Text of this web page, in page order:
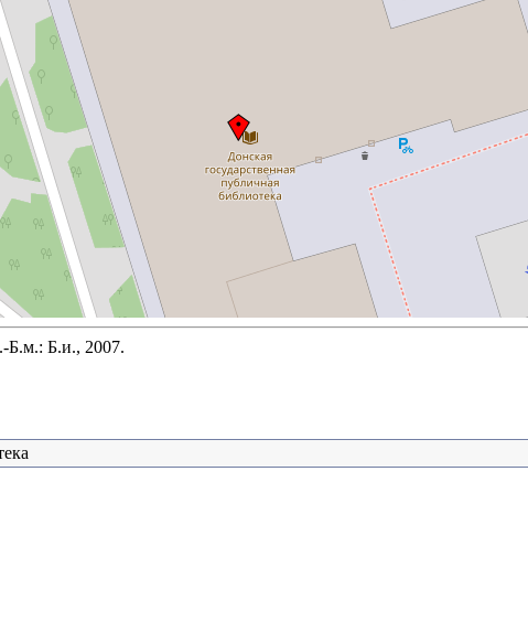
Б.м.: Б.и., 2007.